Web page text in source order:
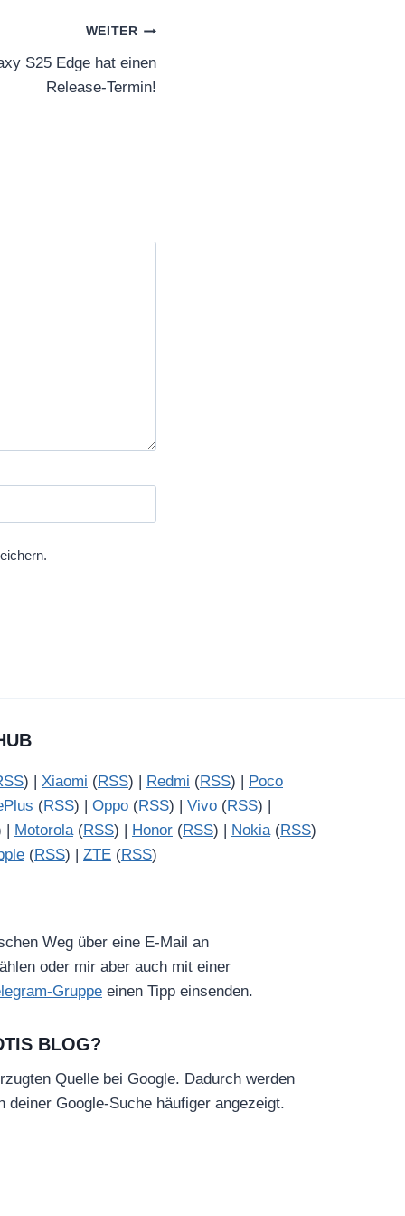
WEITER
S25 Edge hat einen
Release-Termin!
) | Xiaomi (RSS) | Redmi (RSS) | Poco
(RSS) | Oppo (RSS) | Vivo (RSS) |
| Motorola(RSS) | Honor (RSS) | Nokia(RSS)
(RSS) | ZTE (RSS)
Weg über eine E-Mail an
oder mir aber auch mit einer
Gruppe einen Tipp einsenden.
BLOG?
Quelle bei Google. Dadurch werden
deiner Google-Suche häufiger angezeigt.